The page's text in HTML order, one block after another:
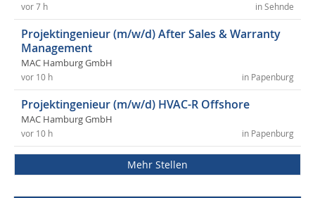
in Sehnde
vor 7 h
Projektingenieur (m/w/d) After Sales & Warranty
Management
MAC Hamburg GmbH
in Papenburg
vor 10 h
Projektingenieur (m/w/d) HVAC-R Offshore
MAC Hamburg GmbH
in Papenburg
vor 10 h
Mehr Stellen